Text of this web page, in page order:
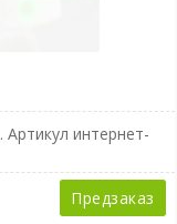
. Артикул интернет-
Предзаказ